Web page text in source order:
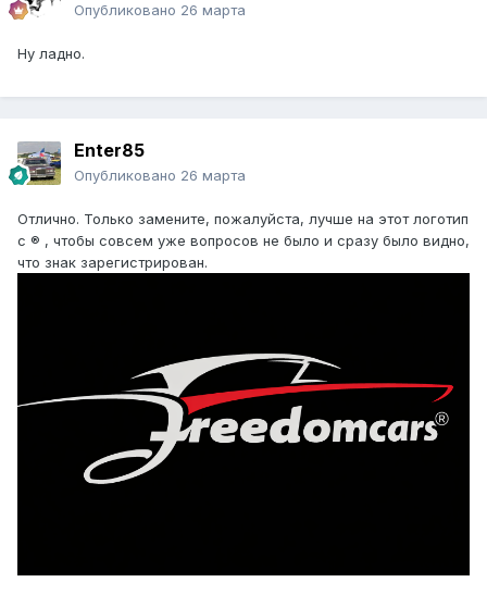
Опубликовано 26 марта
Ну ладно.
Enter85
Опубликовано 26 марта
Отлично. Только замените, пожалуйста, лучше на этот логотип
с ® , чтобы совсем уже вопросов не было и сразу было видно,
что знак зарегистрирован.